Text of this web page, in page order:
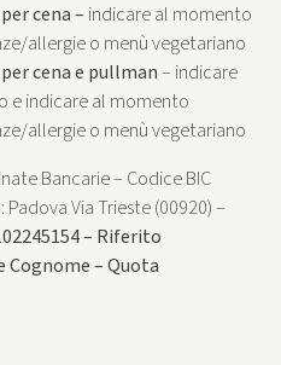
cena– indicare al momento
allergie o menù vegetariano
cena e pullman– indicare
e indicare al momento
allergie o menù vegetariano
Bancarie – Codice BIC
Padova Via Trieste (00920) –
– Riferito
Cognome – Quota